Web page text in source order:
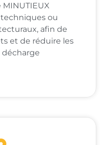
ou
afin de
et de réduire les
décharge